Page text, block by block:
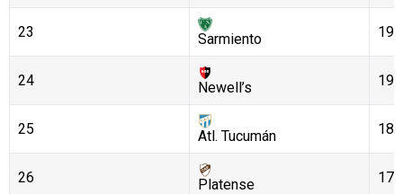
23 Sarmiento 19
24 Newell’s 19
25 Atl. Tucumán 18
26 Platense 17